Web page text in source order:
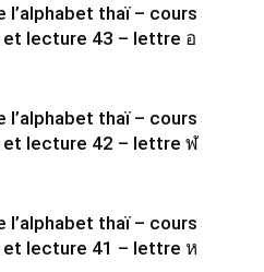
l’alphabet thaï – cours
et lecture 43 – lettre อ
l’alphabet thaï – cours
et lecture 42 – lettre ฬ
l’alphabet thaï – cours
et lecture 41 – lettre ห